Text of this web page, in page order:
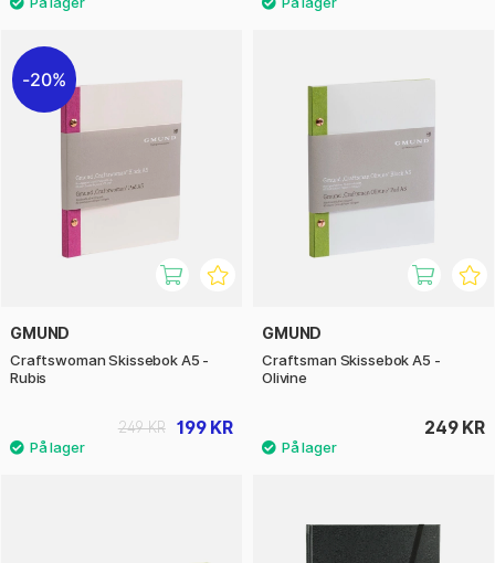
20%
GMUND
Craftswoman Skissebok A5 -
Rubis
199 KR
249 KR
GMUND
Craftsman Skissebok A5 -
Olivine
249 KR